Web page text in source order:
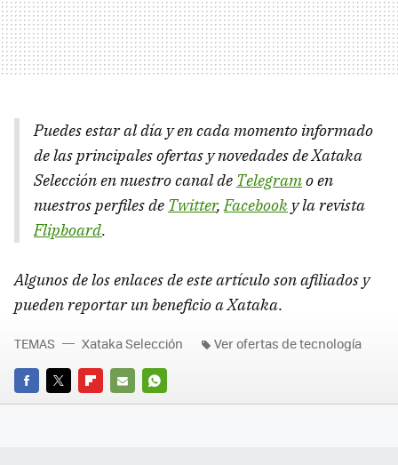
Puedes estar al día y en cada momento informado
de las principales ofertas y novedades de Xataka
Selección en nuestro canal de Telegramo en
nuestros perfiles de Twitter,Facebook y la revista
Flipboard.
Algunos de los enlaces de este artículo son afiliados y
pueden reportar un beneficio a Xataka.
FACEBOOK
TWITTERFLIPBOARD
E-
WHATSAPP
TEMAS Xataka Selección Ver ofertas de tecnología